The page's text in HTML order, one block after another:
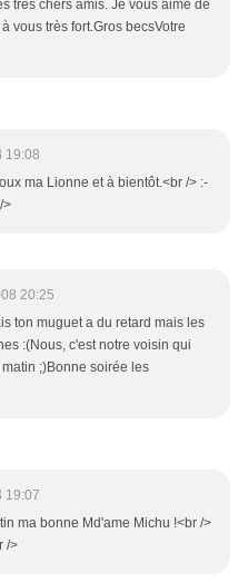
très chers amis. Je vous aime de
vous très fort.Gros becsVotre
19:08
ma Lionne et à bientôt.<br /> :-
>
20:25
ton muguet a du retard mais les
:(Nous, c'est notre voisin qui
;)Bonne soirée les
19:07
ma bonne Md'ame Michu !<br />
/>